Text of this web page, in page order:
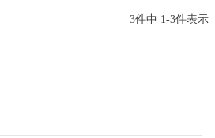
3件中 1 -3件表示